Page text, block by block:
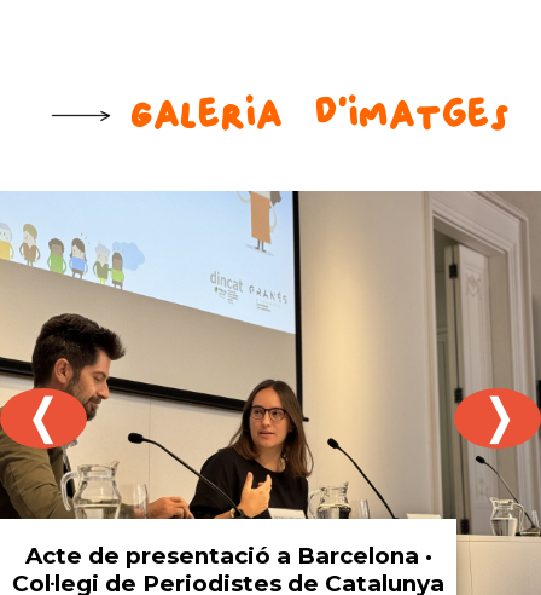
Galeria d'imatges
Acte de presentació a Barcelona ·
❬ ❭